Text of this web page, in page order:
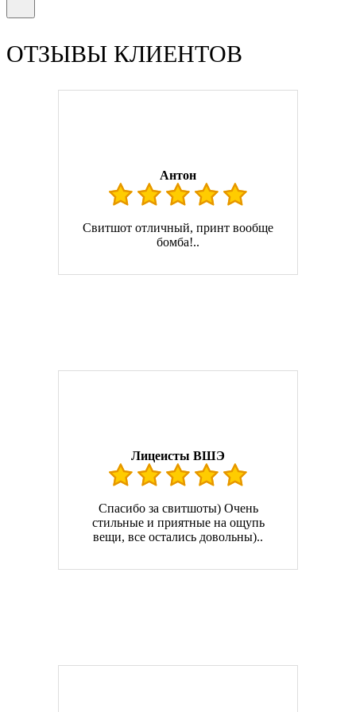
ОТЗЫВЫ КЛИЕНТОВ
Антон
Свитшот отличный, принт вообще
бомба!..
Лицеисты ВШЭ
Спасибо за свитшоты) Очень
стильные и приятные на ощупь
вещи, все остались довольны)..